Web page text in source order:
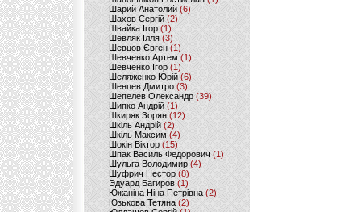
Шарий Анатолий(6)
Шахов Сергій(2)
Швайка Ігор (1)
Шевляк Ілля (3)
Шевцов Євген (1)
Шевченко Артем(1)
Шевченко Ігор(1)
Шеляженко Юрій (6)
Шенцев Дмитро (3)
Шепелев Олександр (39)
Шипко Андрій(1)
Шкиряк Зорян(12)
Шкіль Андрій(2)
Шкіль Максим (4)
Шокін Віктор (15)
Шпак Василь Федорович (1)
Шульга Володимир (4)
Шуфрич Нестор(8)
Эдуард Багиров (1)
Южаніна Ніна Петрівна (2)
Юзькова Тетяна(2)